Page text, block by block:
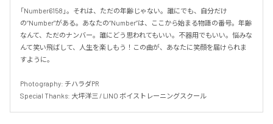
「Number6158」。それは、ただの年齢じゃない。誰にでも、自分だけ
の“Number”がある。あなたの“Number”は、ここから始まる物語の番号。年齢
なんて、ただのナンバー。誰にどう思われてもいい。不器用でもいい。悩みな
んて笑い飛ばして、人生を楽しもう！この曲が、あなたに笑顔を届けられま
すように。
Photography: チハラダPR
Special Thanks: 大坪洋三 / LINO ボイストレーニングスクール